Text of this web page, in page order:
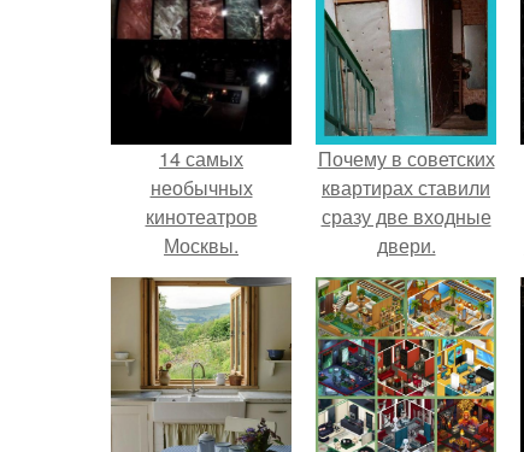
14 самых
необычных
кинотеатров
Москвы.
Почему в советских
квартирах ставили
сразу две входные
двери.